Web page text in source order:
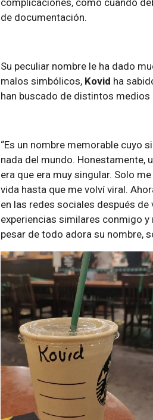
de documentación.
Su peculiar nombre le ha dado
malos simbólicos, Kovid ha
han buscado de distintos medios
“Es un nombre memorable cuyo
nada del mundo. Honestamente,
era que era muy singular. Solo
vida hasta que me volví viral.
en las redes sociales después
experiencias similares conmigo y
pesar de todo adora su nombre,